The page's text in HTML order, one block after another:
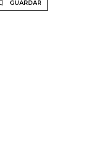
GUARDAR